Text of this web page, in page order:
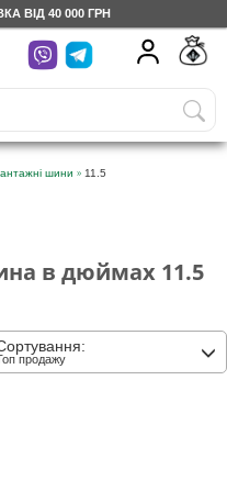
ВІД 40 000 ГРН
UA
грн
шини » 11.5
в дюймах 11.5
продажу